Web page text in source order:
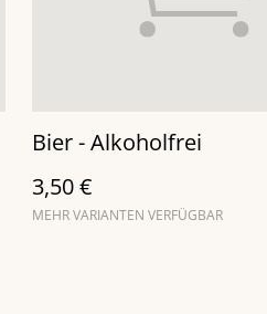
Bier - Alkoholfrei
3,50 €
MEHR VARIANTEN VERFÜGBAR